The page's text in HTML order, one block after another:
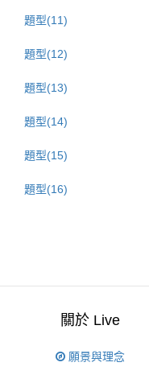
題型(11)
題型(12)
題型(13)
題型(14)
題型(15)
題型(16)
關於 Live
願景與理念